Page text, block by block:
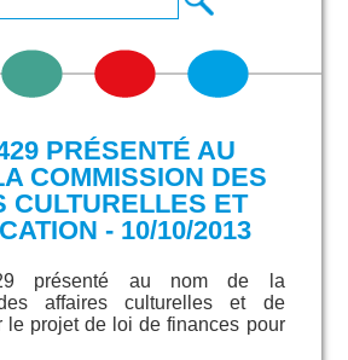
PRÉSENTÉ AU
COMMISSION DES
CULTURELLES ET
- 10/10/2013
présenté au nom de la
affaires culturelles et de
le projet de loi de finances pour